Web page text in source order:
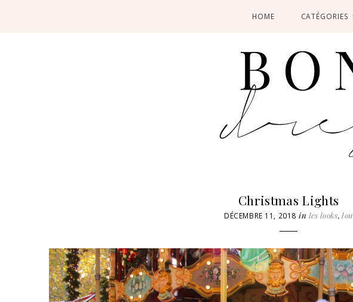
HOME CATÉGORIES
Christmas Lights
DÉCEMBRE 11, 2018 in les looks,lou